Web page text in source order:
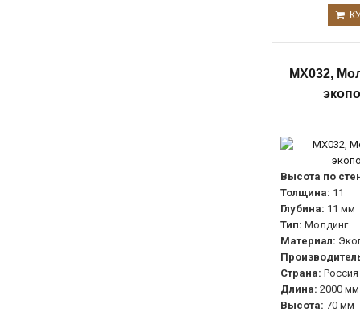
MX032,
Высота по
Толщина: 11
Глубина: 11 мм
Тип: Молдинг
Материал:
Страна: Россия
Длина: 2000 мм
Высота: 70 мм